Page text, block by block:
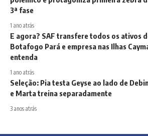
3ª fase
1 ano atrás
E agora? SAF transfere todos os ativos
Botafogo Pará e empresa nas Ilhas
entenda
1 ano atrás
Seleção: Pia testa Geyse ao lado de
e Marta treina separadamente
3 anos atrás